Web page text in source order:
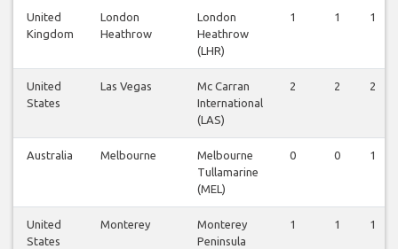
United
Kingdom
London
Heathrow
London
Heathrow
(LHR)
1 1 1
United
States
Las Vegas
Mc Carran
International
(LAS)
2 2 2
Australia Melbourne
Melbourne
Tullamarine
(MEL)
0 0 1
United
States
Monterey
Monterey
Peninsula
1 1 1